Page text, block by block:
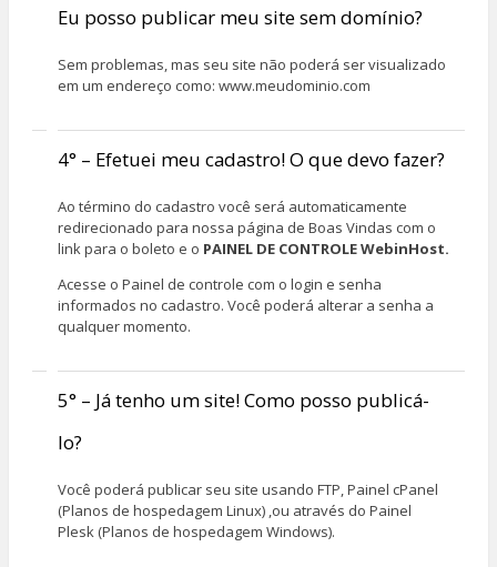
Eu posso publicar meu site sem domínio?
Sem problemas, mas seu site não poderá ser visualizado
em um endereço como: www.meudominio.com
4° – Efetuei meu cadastro! O que devo fazer?
Ao término do cadastro você será automaticamente
redirecionado para nossa página de Boas Vindas com o
link para o boleto e o PAINEL DE CONTROLE WebinHost.
Acesse o Painel de controle com o login e senha
informados no cadastro. Você poderá alterar a senha a
qualquer momento.
5° – Já tenho um site! Como posso publicá-
lo?
Você poderá publicar seu site usando FTP, Painel cPanel
(Planos de hospedagem Linux) ,ou através do Painel
Plesk (Planos de hospedagem Windows).